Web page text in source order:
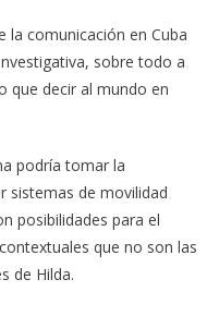
la comunicación en Cuba
sobre todo a
que decir al mundo en
podría tomar la
sistemas de movilidad
posibilidades para el
que no son las
de Hilda.